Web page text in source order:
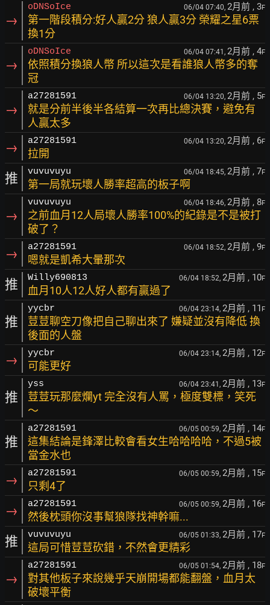
→
oDNSoIce 06/04 07:40, 2月前 , 3F
第一階段積分:好人贏2分 狼人贏3分 榮耀之星6票
換1分
→
oDNSoIce 06/04 07:41, 2月前 , 4F
依照積分換狼人幣 所以這次是看誰狼人幣多的奪
冠
→
a27281591 06/04 13:20, 2月前 , 5F
就是分前半後半各結算一次再比總決賽，避免有
人贏太多
→ a27281591 06/04 13:20, 2月前 , 6F
拉開
推 vuvuvuyu 06/04 18:45, 2月前 , 7F
第一局就玩壞人勝率超高的板子啊
→
vuvuvuyu 06/04 18:46, 2月前 , 8F
之前血月12人局壞人勝率100%的紀錄是不是被打
破了？
→ a27281591 06/04 18:52, 2月前 , 9F
嗯就是凱希大暈那次
推 Willy690813 06/04 18:52, 2月前 , 10F
血月10人12人好人都有贏過了
推
yycbr 06/04 23:14, 2月前 , 11 F
荳荳聊空刀像把自己聊出來了 嫌疑並沒有降低 換
後面的人盤
→ yycbr 06/04 23:14, 2月前 , 12F
可能更好
推
yss 06/04 23:41, 2月前 , 13F
荳荳玩那麼爛yt 完全沒有人罵，極度雙標，笑死
～
推
a27281591 06/05 00:59, 2月前 , 14F
這集結論是鋒澤比較會看女生哈哈哈哈，不過5被
當金水也
→ a27281591 06/05 00:59, 2月前 , 15F
只剩4了
→ a27281591 06/05 00:59, 2月前 , 16F
然後枕頭你沒事幫狼隊找神幹嘛...
推 vuvuvuyu 06/05 01:33, 2月前 , 17F
這局可惜荳荳砍錯，不然會更精彩
→
a27281591 06/05 01:54, 2月前 , 18F
對其他板子來說幾乎天崩開場都能翻盤，血月太
破壞平衡